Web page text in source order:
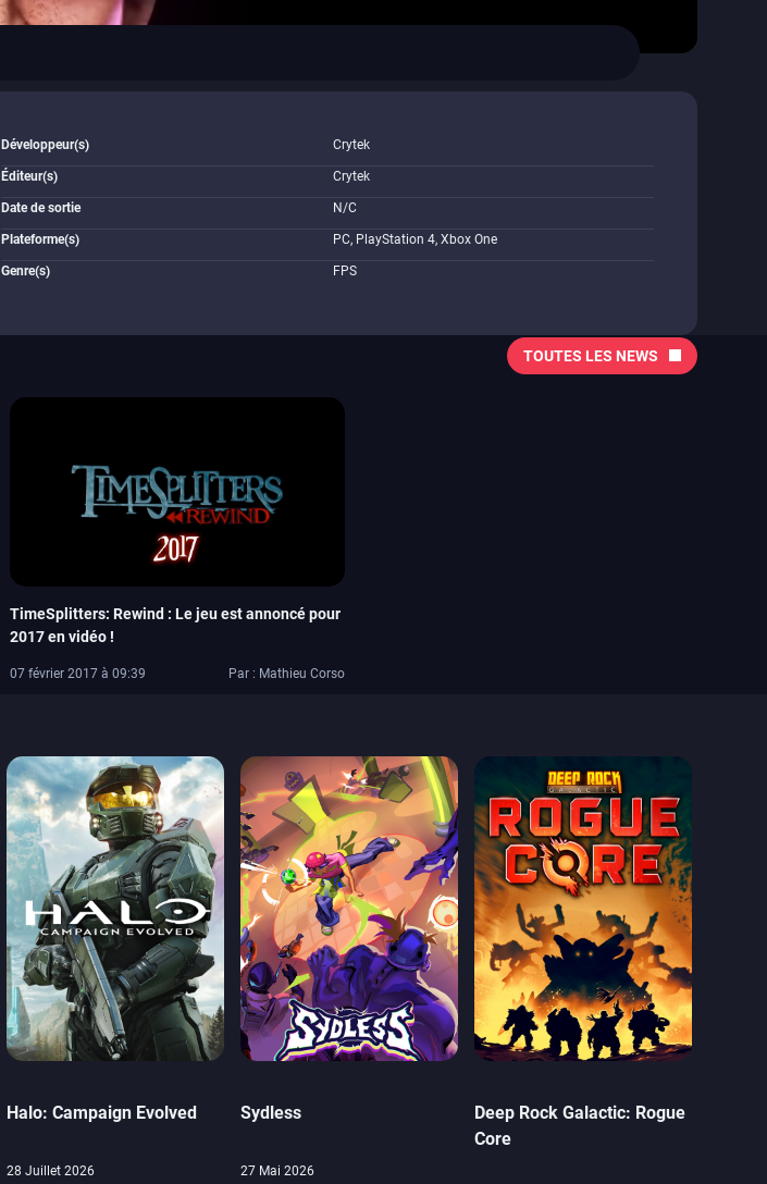
Développeur(s) Crytek
Éditeur(s) Crytek
Date de sortie N/C
Plateforme(s) PC, PlayStation 4, Xbox One
Genre(s) FPS
TimeSplitters: Rewind : Le jeu est annoncé pour
2017 en vidéo !
07 février 2017 à 09:39 Par : Mathieu Corso
TOUTES LES NEWS
Halo: Campaign Evolved
28 Juillet 2026
Sydless
27 Mai 2026
Deep Rock Galactic: Rogue
Core